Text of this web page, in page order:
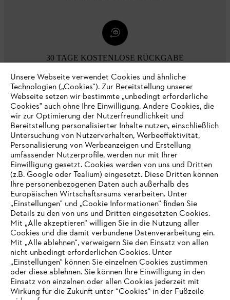
30 TAGE KOSTENLOSE RÜCKGABE
Zahlungsmöglichkeiten
Unternehmen
Online Shop
Service
IHR BROWSER WIRD NICHT
UNTERSTÜTZT
Unsere Webseite verwendet Cookies und ähnliche
Technologien („Cookies“). Zur Bereitstellung unserer
Webseite setzen wir bestimmte „unbedingt erforderliche
Cookies" auch ohne Ihre Einwilligung. Andere Cookies, die
wir zur Optimierung der Nutzerfreundlichkeit und
Bereitstellung personalisierter Inhalte nutzen, einschließlich
Untersuchung von Nutzerverhalten, Werbeeffektivität,
Personalisierung von Werbeanzeigen und Erstellung
umfassender Nutzerprofile, werden nur mit Ihrer
Einwilligung gesetzt. Cookies werden von uns und Dritten
(z.B. Google oder Tealium) eingesetzt. Diese Dritten können
Ihre personenbezogenen Daten auch außerhalb des
Europäischen Wirtschaftsraums verarbeiten. Unter
„Einstellungen" und „Cookie Informationen“ finden Sie
Details zu den von uns und Dritten eingesetzten Cookies.
Mit „Alle akzeptieren“ willigen Sie in die Nutzung aller
Cookies und die damit verbundene Datenverarbeitung ein.
Mit „Alle ablehnen“, verweigern Sie den Einsatz von allen
nicht unbedingt erforderlichen Cookies. Unter
„Einstellungen“ können Sie einzelnen Cookies zustimmen
oder diese ablehnen. Sie können Ihre Einwilligung in den
Einsatz von einzelnen oder allen Cookies jederzeit mit
Wirkung für die Zukunft unter “Cookies“ in der Fußzeile